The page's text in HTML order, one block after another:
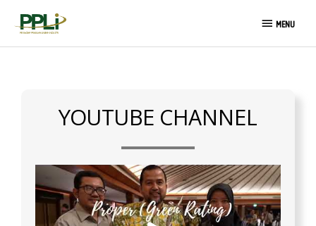
MENU
MENU
YOUTUBE CHANNEL